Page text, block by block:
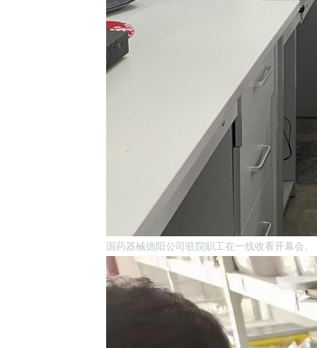
国药器械德阳公司驻院职工在一线收看开幕会。